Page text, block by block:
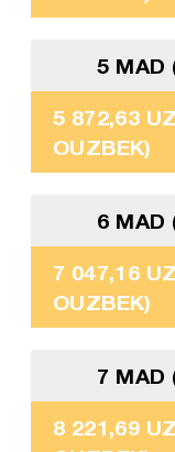
5 MAD
5 872,63
OUZBEK)
6 MAD
7 047,16
OUZBEK)
7 MAD
8 221,69